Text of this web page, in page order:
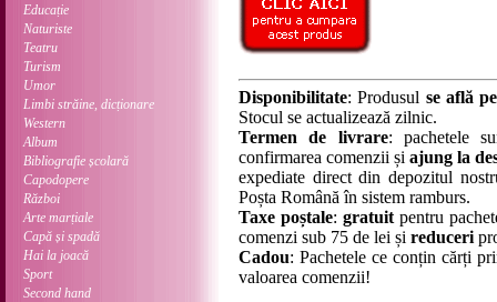
Educație
Naturiste
Teatru
Turism
Umor
Limbi străine, dicționare
Western
Album
Bibliografie școlară
Capodopere
Război
Arte marțiale
Capă și spadă
Hai la joacă
Sport
Second hand
Disponibilitate: Produsul se află
Stocul se actualizează zilnic.
Termen de livrare: pachetele
confirmarea comenzii șiajung la
expediate direct din depozitul
Poșta Română în sistem ramburs.
Taxe poștale: gratuitpentru
comenzi sub 75 de lei și reduceri
Cadou: Pachetele ce conțin cărți
valoarea comenzii!